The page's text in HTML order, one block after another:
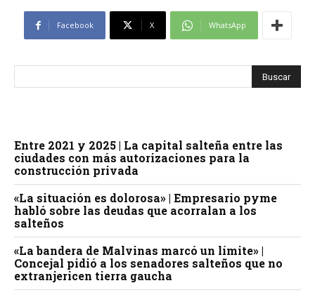
Facebook X WhatsApp
Entre 2021 y 2025 | La capital salteña entre las
ciudades con más autorizaciones para la
construcción privada
«La situación es dolorosa» | Empresario pyme
habló sobre las deudas que acorralan a los
salteños
«La bandera de Malvinas marcó un límite» |
Concejal pidió a los senadores salteños que no
extranjericen tierra gaucha